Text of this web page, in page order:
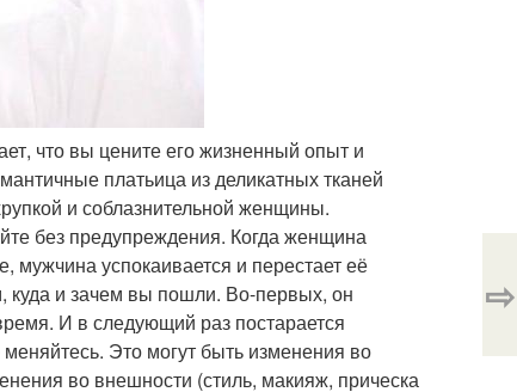
что вы цените его жизненный опыт и
платьица из деликатных тканей
и соблазнительной женщины.
без предупреждения. Когда женщина
мужчина успокаивается и перестает её
куда и зачем вы пошли. Во-первых, он
И в следующий раз постарается
Это могут быть изменения во
во внешности (стиль, макияж, прическа
⇨